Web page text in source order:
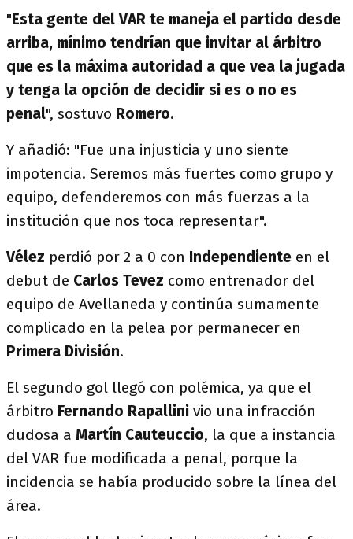
"Esta gente del VAR te maneja el partido desde
arriba, mínimo tendrían que invitar al árbitro
que es la máxima autoridad a que vea la jugada
y tenga la opción de decidir si es o no es
penal", sostuvo Romero.
Y añadió: "Fue una injusticia y uno siente
impotencia. Seremos más fuertes como grupo y
equipo, defenderemos con más fuerzas a la
institución que nos toca representar".
Vélez perdió por 2 a 0 con Independiente en el
debut de Carlos Tevez como entrenador del
equipo de Avellaneda y continúa sumamente
complicado en la pelea por permanecer en
Primera División.
El segundo gol llegó con polémica, ya que el
árbitro Fernando Rapallini vio una infracción
dudosa a Martín Cauteuccio, la que a instancia
del VAR fue modificada a penal, porque la
incidencia se había producido sobre la línea del
área.